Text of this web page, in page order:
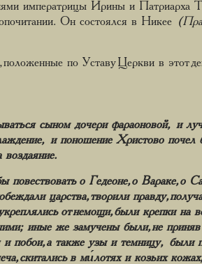
императрицы Ирины и Патриарха
Он состоялся в Никее
по Уставу Церкви в этот
сыном дочери фараоновой, и
и поношение Христово почел
повествовать о Гедеоне, о Вараке, о
царства, творили правду,
от немощи, были крепки на
иные же замучены были, не приняв
и побои, а также узы и темницу, были
скитались в ми́лотях и козьих кожах,